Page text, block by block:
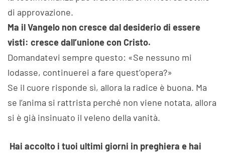
di approvazione.
Ma il Vangelo non cresce dal desiderio di essere
visti: cresce dall’unione con Cristo.
Domandatevi sempre questo: «Se nessuno mi
lodasse, continuerei a fare quest’opera?»
Se il cuore risponde sì, allora la radice è buona. Ma
se l’anima si rattrista perché non viene notata, allora
si è già insinuato il veleno della vanità.
Hai accolto i tuoi ultimi giorni in preghiera e hai